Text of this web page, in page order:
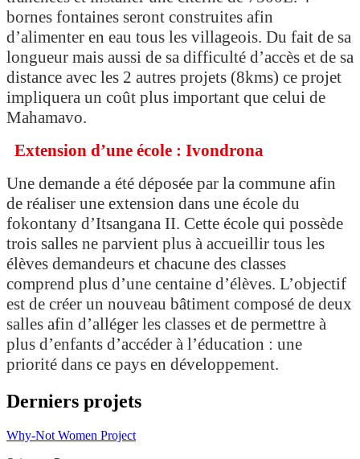
bornes fontaines seront construites afin
d’alimenter en eau tous les villageois. Du fait de sa
longueur mais aussi de sa difficulté d’accès et de sa
distance avec les 2 autres projets (8kms) ce projet
impliquera un coût plus important que celui de
Mahamavo.
Extension d’une école : Ivondrona
Une demande a été déposée par la commune afin
de réaliser une extension dans une école du
fokontany d’Itsangana II. Cette école qui possède
trois salles ne parvient plus à accueillir tous les
élèves demandeurs et chacune des classes
comprend plus d’une centaine d’élèves. L’objectif
est de créer un nouveau bâtiment composé de deux
salles afin d’alléger les classes et de permettre à
plus d’enfants d’accéder à l’éducation : une
priorité dans ce pays en développement.
Derniers projets
Why-Not Women Project